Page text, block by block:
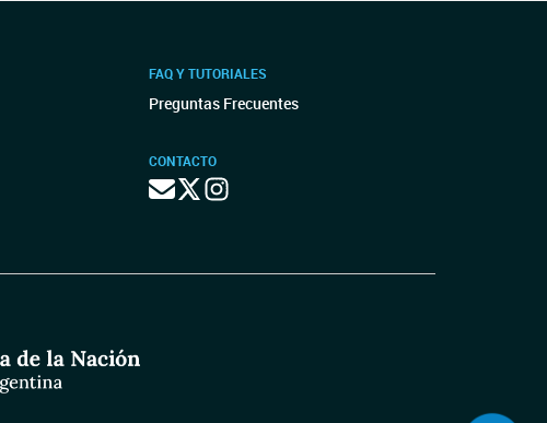
FAQ Y TUTORIALES
Preguntas Frecuentes
CONTACTO